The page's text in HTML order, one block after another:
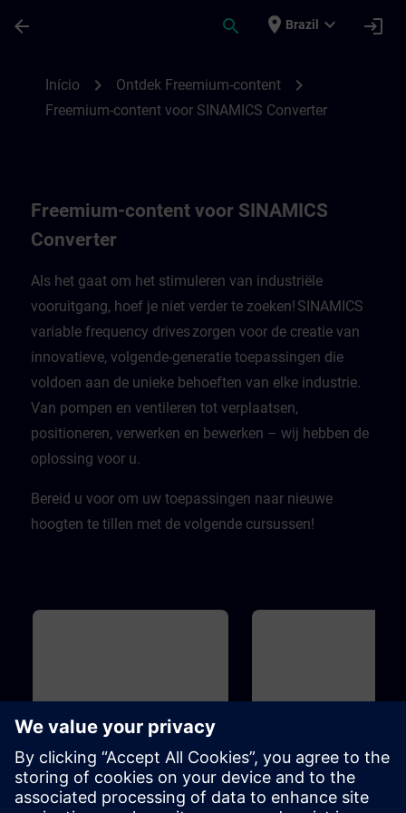
arrow_back search place Brazil expand_more login
Início chevron_right Ontdek Freemium-content chevron_right
Freemium-content voor SINAMICS Converter
Freemium-content voor SINAMICS
Converter
Als het gaat om het stimuleren van industriële
vooruitgang, hoef je niet verder te zoeken! SINAMICS
variable frequency drives zorgen voor de creatie van
innovatieve, volgende-generatie toepassingen die
voldoen aan de unieke behoeften van elke industrie.
Van pompen en ventileren tot verplaatsen,
positioneren, verwerken en bewerken – wij hebben de
oplossing voor u.
Bereid u voor om uw toepassingen naar nieuwe
hoogten te tillen met de volgende cursussen!
45m
SINAMICS S120 - Basic
principles and overview
Drive Based Safety -
Functions